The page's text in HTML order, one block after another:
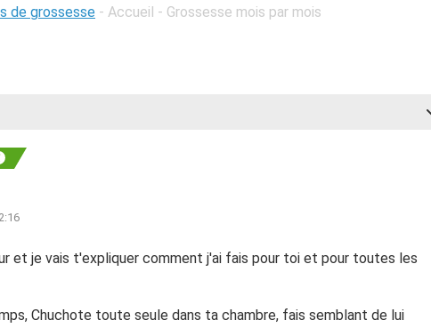
de grossesse - Accueil - Grossesse mois par mois
et je vais t'expliquer comment j'ai fais pour toi et pour toutes les
Chuchote toute seule dans ta chambre, fais semblant de lui